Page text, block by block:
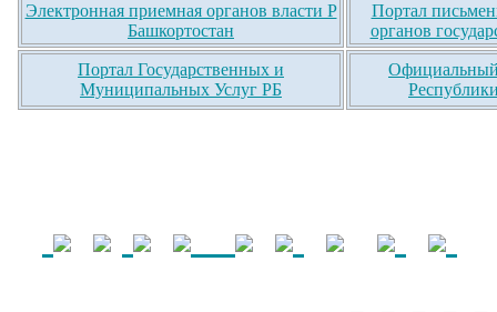
Электронная приемная органов власти Р
Башкортостан
Портал
органов
Портал Государственных и
Муниципальных Услуг РБ
Официальный